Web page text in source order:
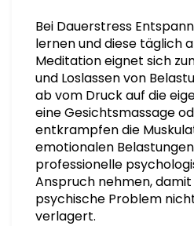
Bei Dauerstress
lernen und diese täglich
Meditation eignet sich
und Loslassen von
ab vom Druck auf die
eine Gesichtsmassage
entkrampfen die
emotionalen
professionelle
Anspruch nehmen, damit
psychische Problem
verlagert.